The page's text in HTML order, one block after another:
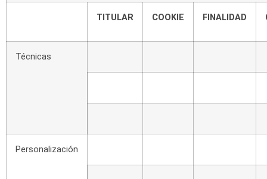
TITULAR COOKIE FINALIDAD
Técnicas
Personalización